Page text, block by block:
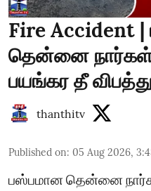
Fire Accident
தென்னை
பயங்கர தீ
thanthitv
Published on: 05 Aug 2026,
பஸ்பமான தென்னை